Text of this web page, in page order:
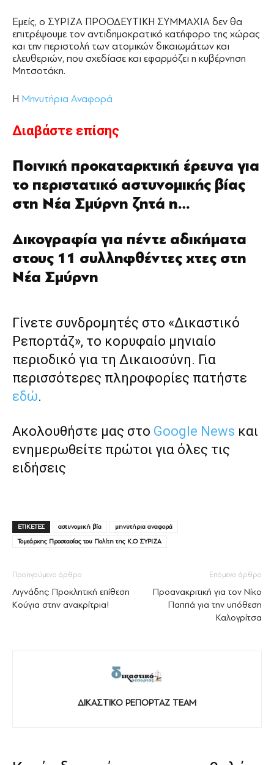
Εμείς, ο ΣΥΡΙΖΑ ΠΡΟΟΔΕΥΤΙΚΗ ΣΥΜΜΑΧΙΑ δεν θα
επιτρέψουμε τον αντιδημοκρατικό κατήφορο της χώρας
και την περιστολή των ατομικών δικαιωμάτων και
ελευθεριών, που σχεδίασε και εφαρμόζει η κυβέρνηση
Μητσοτάκη.
H Μηνυτήρια Αναφορά
Διαβάστε επίσης
Ποινική προκαταρκτική έρευνα για
το περιστατικό αστυνομικής βίας
στη Νέα Σμύρνη ζητά η…
Δικογραφία για πέντε αδικήματα
στους 11 συλληφθέντες χτες στη
Νέα Σμύρνη
Γίνετε συνδρομητές στο «Δικαστικό
Ρεπορτάζ», το κορυφαίο μηνιαίο
περιοδικό για τη Δικαιοσύνη. Για
περισσότερες πληροφορίες πατήστε
εδώ.
Ακολουθήστε μας στο Google News και
ενημερωθείτε πρώτοι για όλες τις
ειδήσεις
ΕΤΙΚΕΤΕΣ αστυνομική βία
μηνυτήρια αναφορά
Τομεάρχης Προστασίας του Πολίτη της Κ.Ο ΣΥΡΙΖΑ
Προηγούμενο άρθρο
Λιγνάδης: Προκλητική επίθεση
Κούγια στην ανακρίτρια!
Επόμενο άρθρο
Προανακριτική για τον Νίκο
Παππά για την υπόθεση
Καλογρίτσα
ΔΙΚΑΣΤΙΚΟ ΡΕΠΟΡΤΑΖ TEAM